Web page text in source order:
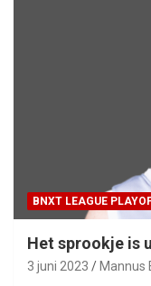
BNXT LEAGUE
Het sprookje is
3 juni 2023 Mannus